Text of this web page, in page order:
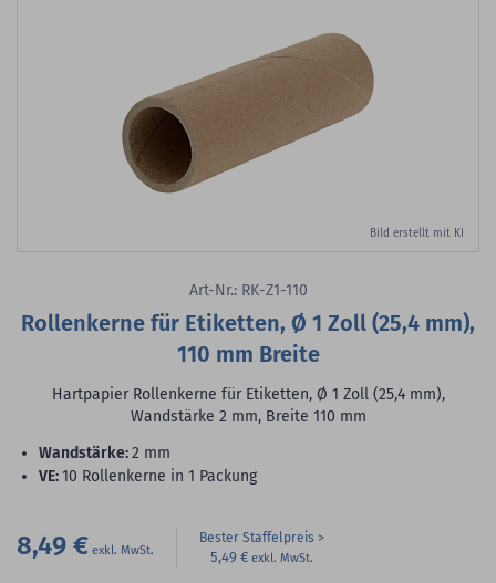
Bild erstellt mit KI
Art-Nr.: RK-Z1-110
Rollenkerne für Etiketten, Ø 1 Zoll (25,4 mm),
110 mm Breite
Hartpapier Rollenkerne für Etiketten, Ø 1 Zoll (25,4 mm),
Wandstärke 2 mm, Breite 110 mm
Wandstärke:2 mm
VE:10 Rollenkerne in 1 Packung
8,49 € Bester Staffelpreis
5,49 €